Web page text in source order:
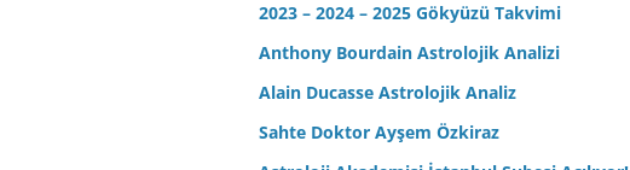
2023 – 2024 – 2025 Gökyüzü Takvimi
Anthony Bourdain Astrolojik Analizi
Alain Ducasse Astrolojik Analiz
Sahte Doktor Ayşem Özkiraz